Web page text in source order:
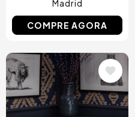
Madrid
COMPRE AGORA
Imagem